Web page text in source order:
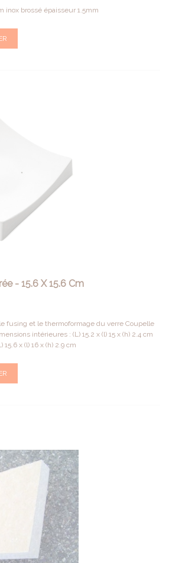
inox brossé épaisseur 1.5mm
- 15.6 X 15.6 Cm
fusing et le thermoformage du verre Coupelle
intérieures : (L) 15.2 x (l) 15 x (h) 2.4 cm
x (l) 16 x (h) 2.9 cm